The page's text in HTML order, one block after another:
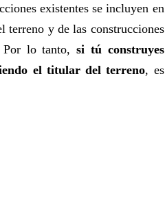
existentes se incluyen en
terreno y de las construcciones
lo tanto,si tú construyes
el titular del terreno, es